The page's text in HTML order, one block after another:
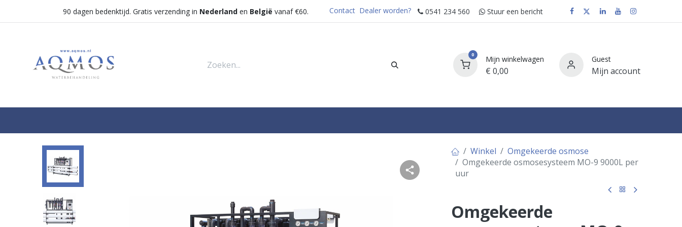
90 dagen bedenktijd. Gratis verzending in Nederlanden België vanaf €60. Contact Dealer worden? 0541 234 560 Stuur e​​​​en bericht
0 Mijn winkelwagen
€ 0,00
Guest
Mijn account
Winkel
Omgekeerde osmose
Omgekeerde osmosesysteem MO-9 9000L per
uur
Omgekeerde